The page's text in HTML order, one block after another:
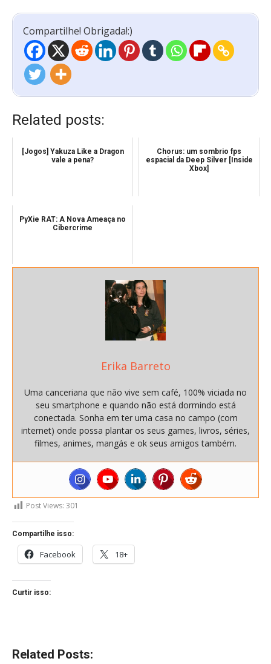
Compartilhe! Obrigada!:)
Related posts:
[Jogos] Yakuza Like a Dragon
vale a pena?
Chorus: um sombrio fps
espacial da Deep Silver [Inside
Xbox]
PyXie RAT: A Nova Ameaça no
Cibercrime
Erika Barreto
Uma canceriana que não vive sem café, 100% viciada no
seu smartphone e quando não está dormindo está
conectada. Sonha em ter uma casa no campo (com
internet) onde possa plantar os seus games, livros, séries,
filmes, animes, mangás e ok seus amigos também.
Post Views: 301
Compartilhe isso:
Facebook 18+
Curtir isso:
Related Posts: